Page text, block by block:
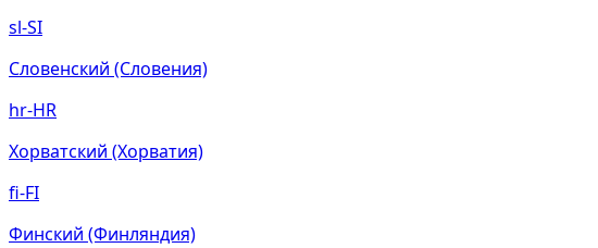
sl-SI
Словенский (Словения)
hr-HR
Хорватский (Хорватия)
fi-FI
Финский (Финляндия)